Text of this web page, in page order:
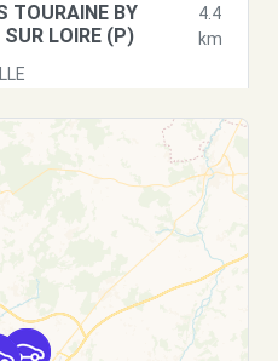
TOURAINE BY
LOIRE (P)
4.4
km
SERGE
LES-TOURS (C)
5.6
km
37170